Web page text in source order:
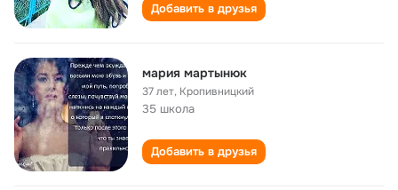
Добавить в друзья
мария мартынюк
37 лет, Кропивницкий
35 школа
Добавить в друзья